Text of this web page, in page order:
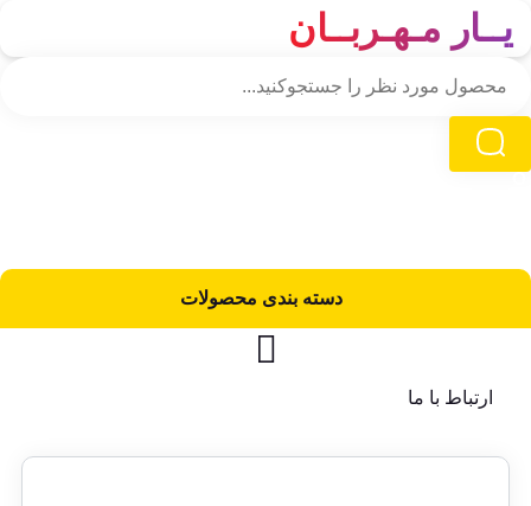
یــار مـهـربــان
دسته‌ بندی محصولات
ارتباط با ما